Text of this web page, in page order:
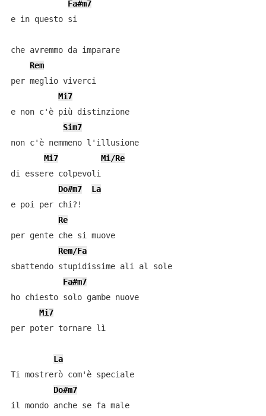
Fa#m7
e in questo si
che avremmo da imparare
Rem
per meglio viverci
Mi7
e non c'è più distinzione
Sim7
non c'è nemmeno l'illusione
Mi7
Mi/Re
di essere colpevoli
Do#m7
La
e poi per chi?!
Re
per gente che si muove
Rem/Fa
sbattendo stupidissime ali al sole
Fa#m7
ho chiesto solo gambe nuove
Mi7
per poter tornare lì
La
Ti mostrerò com'è speciale
Do#m7
il mondo anche se fa male